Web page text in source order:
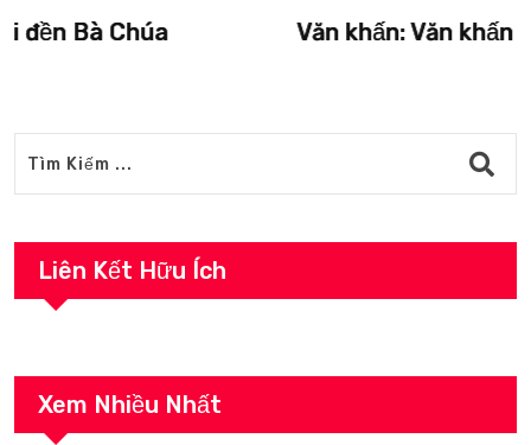
Văn khấn: Văn khấn lễ Đức Thánh Trần
Liên Kết Hữu Ích
Xem Nhiều Nhất